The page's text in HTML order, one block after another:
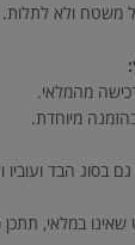
משטח ולא לתלות.
בסוג הבד
במלאי, תתכן סטיה של